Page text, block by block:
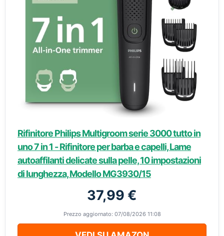
Rifinitore Philips Multigroom serie 3000 tutto in
uno 7 in 1 - Rifinitore per barba e capelli, Lame
autoaffilanti delicate sulla pelle, 10 impostazioni
di lunghezza, Modello MG3930/15
37,99 €
Prezzo aggiornato: 07/08/2026 11:08